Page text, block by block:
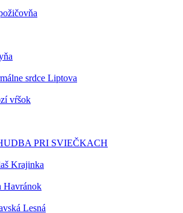
srdce Liptova
vŕšok
PRI SVIEČKACH
Krajinka
Havránok
Lesná